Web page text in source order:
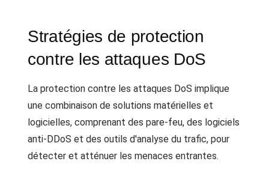
Stratégies de protection
contre les attaques DoS
La protection contre les attaques DoS implique
une combinaison de solutions matérielles et
logicielles, comprenant des pare-feu, des logiciels
anti-DDoS et des outils d'analyse du trafic, pour
détecter et atténuer les menaces entrantes.